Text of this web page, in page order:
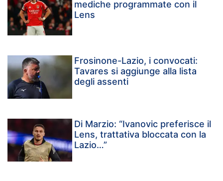
mediche programmate con il
Lens
Frosinone-Lazio, i convocati:
Tavares si aggiunge alla lista
degli assenti
Di Marzio: “Ivanovic preferisce il
Lens, trattativa bloccata con la
Lazio…”